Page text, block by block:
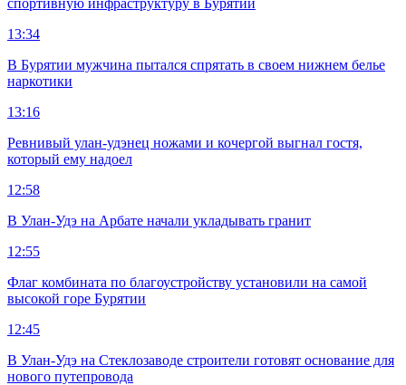
13:34
В Бурятии мужчина пытался спрятать в своем нижнем белье
наркотики
13:16
Ревнивый улан-удэнец ножами и кочергой выгнал гостя,
который ему надоел
12:58
В Улан-Удэ на Арбате начали укладывать гранит
12:55
Флаг комбината по благоустройству установили на самой
высокой горе Бурятии
12:45
В Улан-Удэ на Стеклозаводе строители готовят основание для
нового путепровода